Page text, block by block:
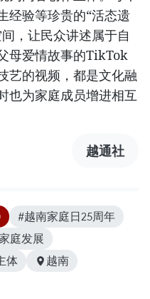
经验等珍贵的“活态遗
，让民众讲述属于自
母爱情故事的TikTok
艺的视频，都是文化融
也为家庭成员增进相互
越通社
#越南家庭日25周年
庭发展
体 越南